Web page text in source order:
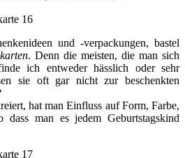
und -verpackungen, bastel
. Denn die meisten, die man sich
ich entweder hässlich oder sehr
sie oft gar nicht zur beschenkten
hat man Einfluss auf Form, Farbe,
dass man es jedem Geburtstagskind